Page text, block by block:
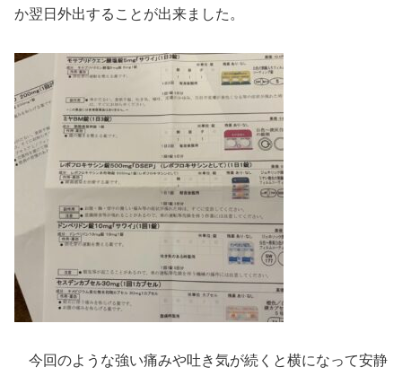
か翌日外出することが出来ました。
今回のような強い痛みや吐き気が続くと横になって安静